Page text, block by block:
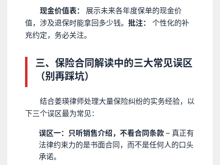
现金价值表：
展示未来各年度保单的现金价
值，涉及退保时能拿回多少钱。 批注：
个性化的补
充约定，务必关注。
三、保险合同解读中的三大常见误区
（别再踩坑）
结合姜瑛律师处理大量保险纠纷的实务经验，以
下三个误区最为常见：
误区一：只听销售介绍，不看合同条款 – 真正有
法律约束力的是书面合同，而不是任何人的口头
承诺。